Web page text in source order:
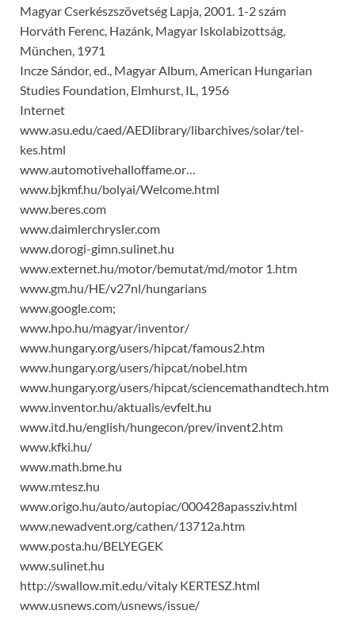
Magyar Cserkészszövetség Lapja, 2001. 1-2 szám
Horváth Ferenc, Hazánk, Magyar Iskolabizottság,
München, 1971
Incze Sándor, ed., Magyar Album, American Hungarian
Studies Foundation, Elmhurst, IL, 1956
Internet
www.asu.edu/caed/AEDlibrary/libarchives/solar/tel­
kes.html
www.automotivehalloffame.or…
www.bjkmf.hu/bolyai/Welcome.html
www.beres.com
www.daimlerchrysler.com
www.dorogi-gimn.sulinet.hu
www.externet.hu/motor/bemutat/md/motor 1.htm
www.gm.hu/HE/v27nl/hungarians
www.google.com;
www.hpo.hu/magyar/inventor/
www.hungary.org/users/hipcat/famou­s2.htm
www.hungary.org/users/hipcat/nobel.­htm
www.hungary.org/users/hipcat/sciencemathandtech.htm
www.inventor.hu/aktualis/evfelt.hu
www.itd.hu/english/hungecon/prev/inv­ent2.htm
www.kfki.hu/
www.math.bme.hu
www.mtesz.hu
www.origo.hu/auto/autopiac/000428apassziv.html
www.newadvent.org/cathen/13712a.ht­m
www.posta.hu/BELYEGEK
www.sulinet.hu
http://swallow.mit.edu/vitaly KERTESZ.html
www.usnews.com/usnews/issue/